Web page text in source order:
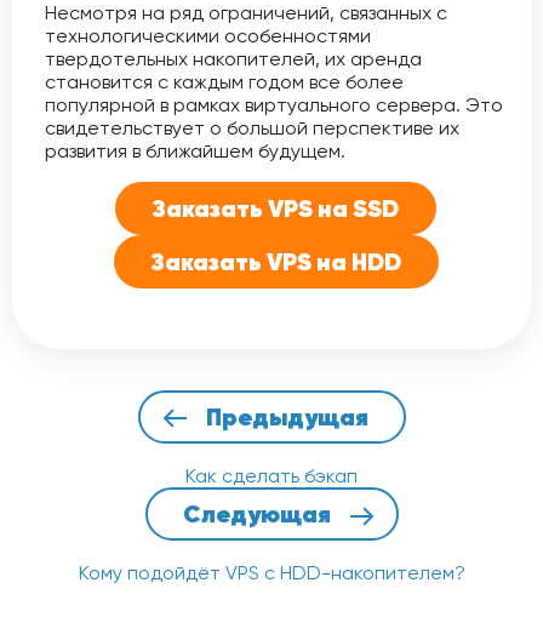
Несмотря на ряд ограничений, связанных с
технологическими особенностями
твердотельных накопителей, их аренда
становится с каждым годом все более
популярной в рамках виртуального сервера. Это
свидетельствует о большой перспективе их
развития в ближайшем будущем.
Заказать VPS на SSD
Заказать VPS на HDD
Предыдущая
Как сделать бэкап
Следующая
Кому подойдёт VPS с HDD-накопителем?